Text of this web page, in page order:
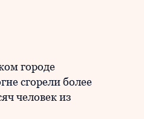
городе
сгорели более
человек из